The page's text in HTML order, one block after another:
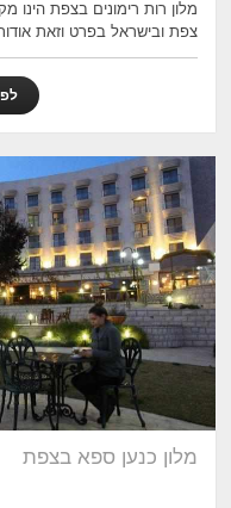
מלון רות רימונים בצפת הינו
צפת ובישראל בפרט וזאת
מלון כנען ספא בצפת